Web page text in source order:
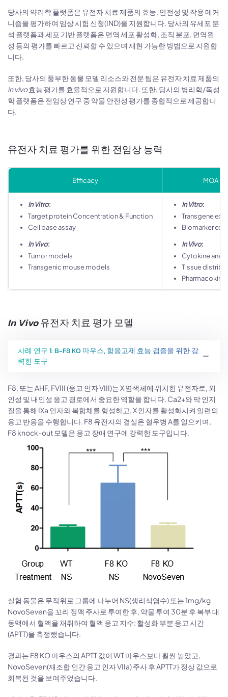
당사의 약리학 플랫폼은 유전자 치료 제품의 효능, 안전성 및 작용 메커
니즘을 평가하여 임상 시험 신청(IND)을 지원합니다. 당사의 유세포 분
석 플랫폼과 세포 기반 플랫폼은 면역 세포 활성화, 조직 분포, 면역원
성 등의 평가를 빠르고 신뢰할 수 있으며 재현 가능한 방법으로 지원합
니다.
또한, 당사의 풍부한 동물 모델 리소스와 전문 팀은 유전자 치료 제품의
in vivo효능 평가를 효율적으로 지원합니다. 또한, 당사의 병리학/독성
학 플랫폼은 전임상 연구 중 약물 안전성 평가를 종합적으로 제공합니
다.
유전자 치료 평가를 위한 전임상 능력
Efficacy MOA
In Vitro:
Target protein Concentration & Function
Cell base assay
In Vivo:
Tumor models
Transgenic mouse models
In Vitro:
Transgene
Biomarker
In Vivo:
Cytokine
Tissue
In Vivo유전자 치료 평가 모델
사례 연구 1: B-F8 KO 마우스, 항응고제 효능 검증을 위한 강
력한 도구
F8, 또는 AHF, FVIII (응고 인자 VIII)는 X 염색체에 위치한 유전자로, 외
인성 및 내인성 응고 경로에서 중요한 역할을 합니다. Ca2+와 막 인지
질을 통해 IXa 인자와 복합체를 형성하고, X 인자를 활성화시켜 일련의
응고 반응을 수행합니다. F8 유전자의 결실은 혈우병 A를 일으키며,
F8 knock-out 모델은 응고 장애 연구에 강력한 도구입니다.
실험 동물은 무작위로 그룹에 나누어 NS(생리식염수) 또는 1mg/kg
NovoSeven을 꼬리 정맥 주사로 투여한 후, 약물 투여 30분 후 복부 대
동맥에서 혈액을 채취하여 혈액 응고 지수: 활성화 부분 응고 시간
(APTT)을 측정했습니다.
결과는 F8 KO 마우스의 APTT 값이 WT 마우스보다 훨씬 높았고,
NovoSeven(재조합 인간 응고 인자 VIIa) 주사 후 APTT가 정상 값으로
회복된 것을 보여주었습니다.